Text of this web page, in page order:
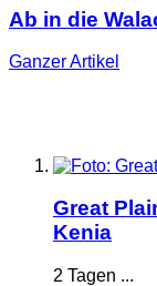
Ab in die
GanzerArtikel
Great
Kenia
2 Tagen ...